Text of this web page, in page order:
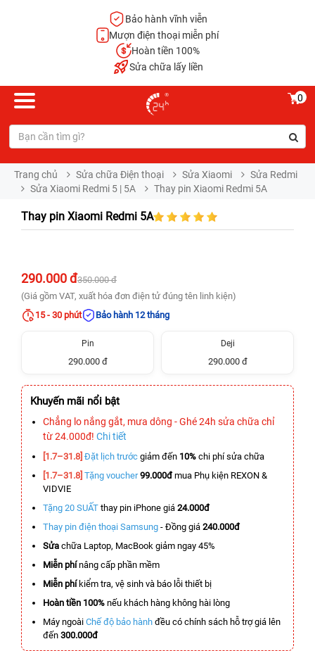
Bảo hành vĩnh viễn
Mượn điện thoại miễn phí
Hoàn tiền 100%
Sửa chữa lấy liền
0
Trang chủ Sửa chữa Điện thoại Sửa Xiaomi
Sửa Redmi
Sửa Xiaomi Redmi 5 | 5A
Thay pin Xiaomi Redmi 5A
Thay pin Xiaomi Redmi 5A
290.000 đ350.000 đ
(Giá gồm VAT, xuất hóa đơn điện tử đúng tên linh kiện)
15 - 30 phút
Bảo hành 12 tháng
Pin
290.000 đ
Deji
290.000 đ
Khuyến mãi nổi bật
Chẳng lo nắng gắt, mưa dông - Ghé 24h sửa chữa chỉ
từ 24.000đ! Chi tiết
[1.7–31.8] Đặt lịch trước giảm đến 10% chi phí sửa chữa
[1.7–31.8] Tặng voucher 99.000đmua Phụ kiện REXON &
VIDVIE
Tặng 20 SUẤT thay pin iPhone giá 24.000đ
Thay pin điện thoại Samsung - Đồng giá 240.000đ
Sửa chữa Laptop, MacBook giảm ngay 45%
Miễn phínâng cấp phần mềm
Miễn phíkiểm tra, vệ sinh và báo lỗi thiết bị
Hoàn tiền 100% nếu khách hàng không hài lòng
Máy ngoài Chế độ bảo hành đều có chính sách hỗ trợ giá lên
đến 300.000đ